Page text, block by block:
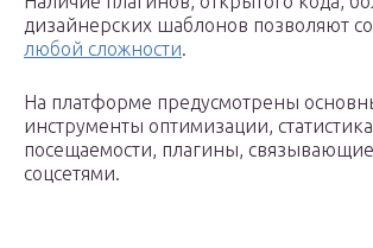
дизайнерских шаблонов позволяют
любой сложности.
На платформе предусмотрены
инструменты оптимизации, статистика
посещаемости, плагины, связывающие
соцсетями.